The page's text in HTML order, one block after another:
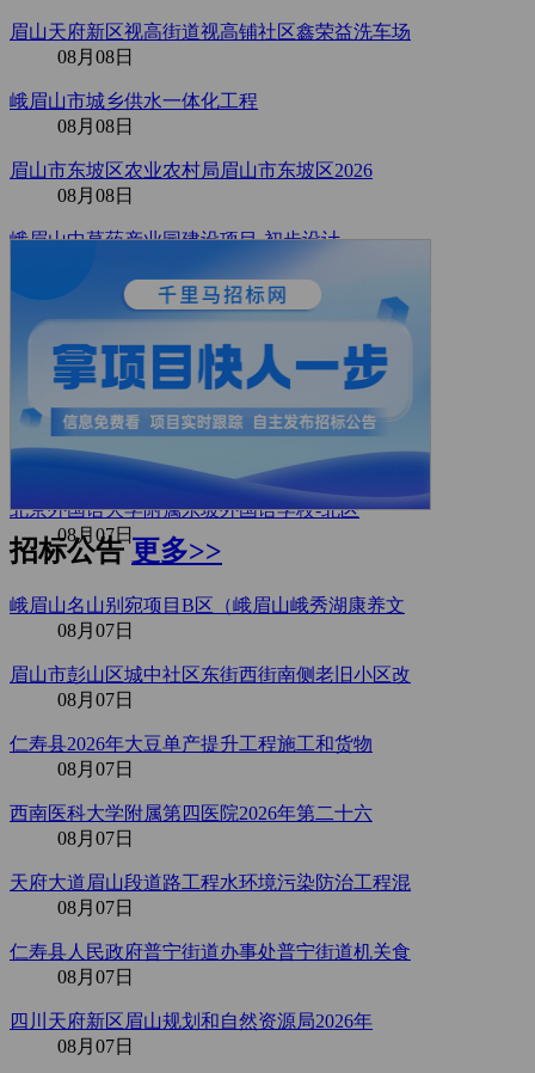
眉山天府新区视高街道视高铺社区鑫荣益洗车场
08月08日
峨眉山市城乡供水一体化工程
08月08日
眉山市东坡区农业农村局眉山市东坡区2026
08月08日
峨眉山中草药产业园建设项目-初步设计
2026年眉山文旅宣传营销服务项目终止公告
SCHT-2026-566945
SCHT-2026-566590
08月07日
北京外国语大学附属东坡外国语学校-北区
08月07日
招标公告 更多>>
峨眉山名山别宛项目B区（峨眉山峨秀湖康养文
08月07日
眉山市彭山区城中社区东街西街南侧老旧小区改
08月07日
仁寿县2026年大豆单产提升工程施工和货物
08月07日
西南医科大学附属第四医院2026年第二十六
08月07日
天府大道眉山段道路工程水环境污染防治工程混
08月07日
仁寿县人民政府普宁街道办事处普宁街道机关食
08月07日
四川天府新区眉山规划和自然资源局2026年
08月07日